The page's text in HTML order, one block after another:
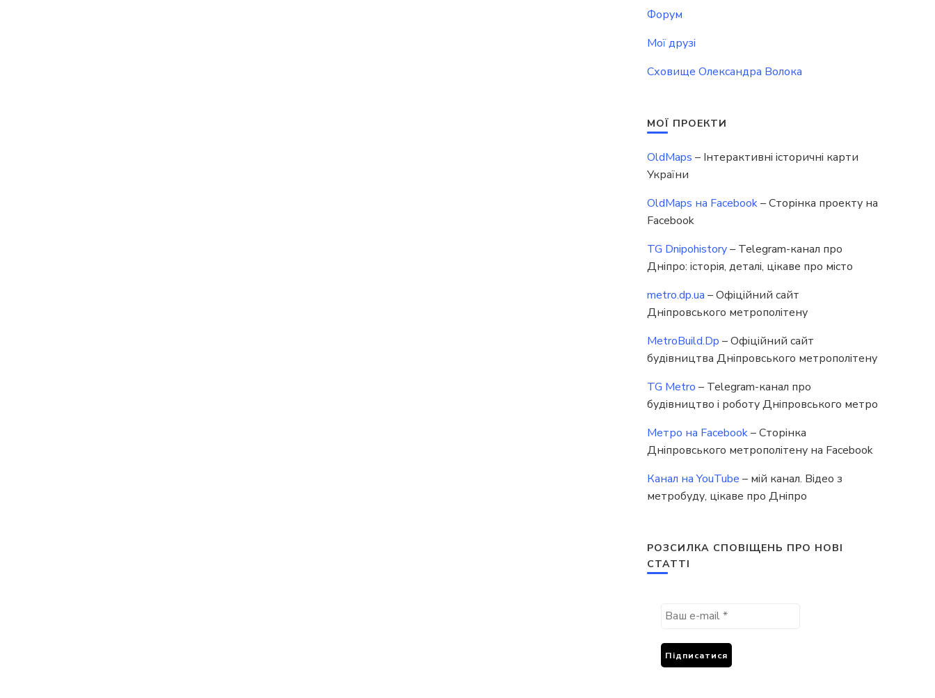
Форум
Мої друзі
Сховище Олександра Волока
МОЇ ПРОЕКТИ
OldMaps – Інтерактивні історичні карти
України
OldMaps на Facebook– Сторінка проекту на
Facebook
TG Dnipohistory– Telegram-канал про
Дніпро: історія, деталі, цікаве про місто
metro.dp.ua – Офіційний сайт
Дніпровського метрополітену
MetroBuild.Dp – Офіційний сайт
будівництва Дніпровського метрополітену
TG Metro – Telegram-канал про
будівництво і роботу Дніпровського метро
Метро на Facebook– Сторінка
Дніпровського метрополітену на Facebook
Канал на YouTube – мій канал. Відео з
метробуду, цікаве про Дніпро
РОЗСИЛКА СПОВІЩЕНЬ ПРО НОВІ
СТАТТІ